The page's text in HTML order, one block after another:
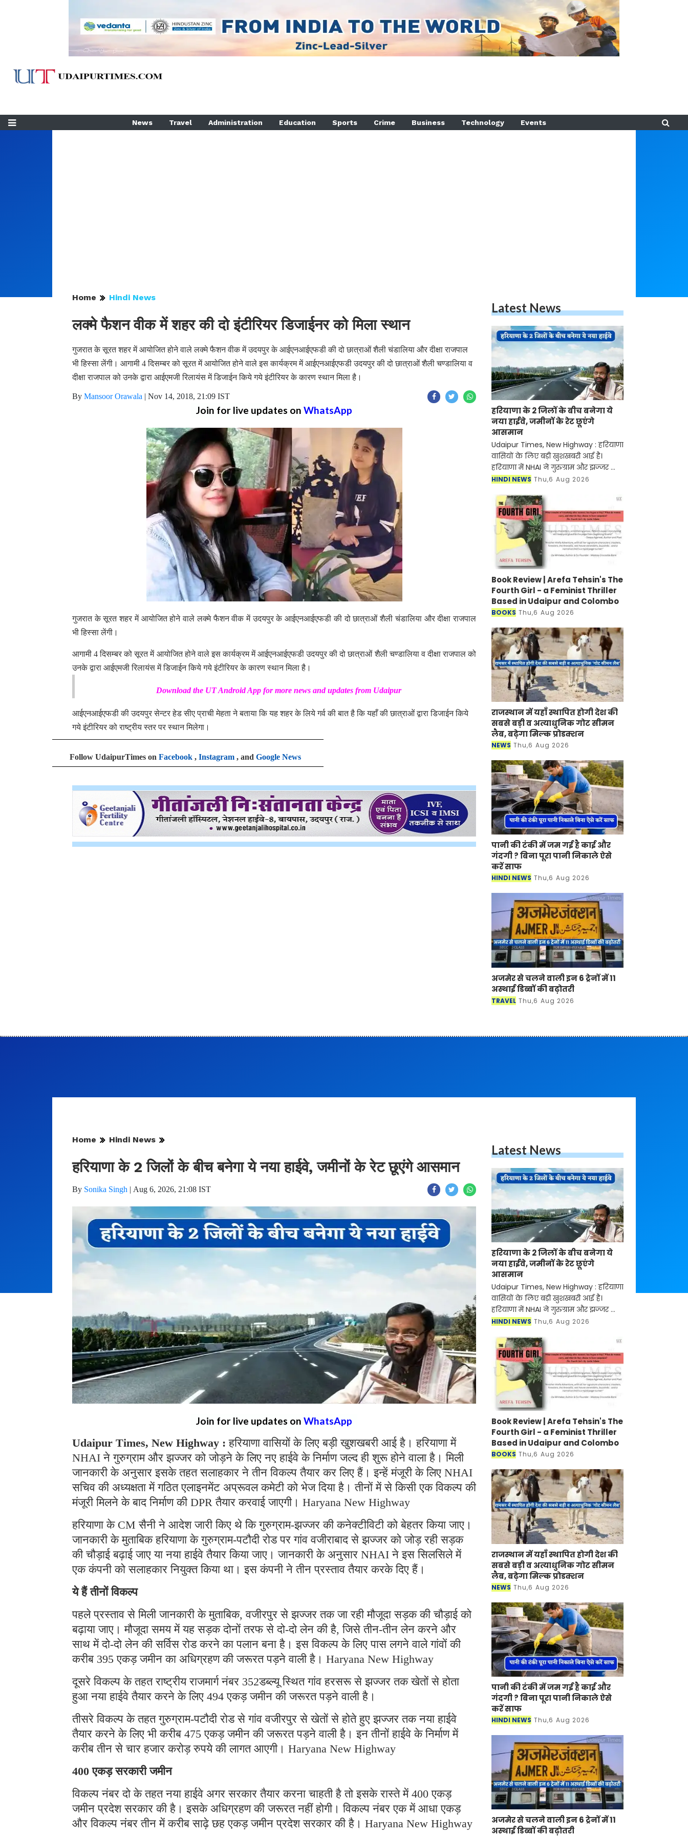
News Travel Administration Education Sports Crime Business Technology Events
Home Hindi News
लक्मे फैशन वीक में शहर की दो इंटीरियर डिजाईनर को मिला स्थान
गुजरात के सूरत शहर में आयोजित होने वाले लक्मे फैशन वीक में उदयपुर के आईएनआईएफडी की दो छात्राओं शैली चंडालिया और दीक्षा राजपाल
भी हिस्सा लेंगी। आगामी 4 दिसम्बर को सूरत में आयोजित होने वाले इस कार्यक्रम में आईएनआईएफडी उदयपुर की दो छात्राओं शैली चण्डालिया व
दीक्षा राजपाल को उनके द्वारा आईएमजी रिलायंस में डिजाईन किये गये इंटीरियर के कारण स्थान मिला है।
By Mansoor Orawala | Nov 14, 2018, 21:09 IST
Join for live updates on WhatsApp
गुजरात के सूरत शहर में आयोजित होने वाले लक्मे फैशन वीक में उदयपुर के आईएनआईएफडी की दो छात्राओं शैली चंडालिया और दीक्षा राजपाल
भी हिस्सा लेंगी।
आगामी 4 दिसम्बर को सूरत में आयोजित होने वाले इस कार्यक्रम में आईएनआईएफडी उदयपुर की दो छात्राओं शैली चण्डालिया व दीक्षा राजपाल को
उनके द्वारा आईएमजी रिलायंस में डिजाईन किये गये इंटीरियर के कारण स्थान मिला है।
Download the UT Android Appfor more news and updates from Udaipur
आईएनआईएफडी की उदयपुर सेन्टर हेड सीए प्राची मेहता ने बताया कि यह शहर के लिये गर्व की बात है कि यहाँ की छात्राओं द्वारा डिजाईन किये
गये इंटीरियर को राष्ट्रीय स्तर पर स्थान मिलेगा।
Follow UdaipurTimes on Facebook , Instagram , and Google News
Latest News
हरियाणा के 2 जिलों के बीच बनेगा ये
नया हाईवे, जमीनों के रेट छूएंगे
आसमान
Udaipur Times, New Highway : हरियाणा
वासियों के लिए बड़ी खुशखबरी आई है।
हरियाणा में NHAI ने गुरुग्राम और झज्जर को
जोड़ने के लिए नए हाईवे के निर्माण जल्द ही
इस
HINDI NEWS Thu,6 Aug 2026
Book Review | Arefa Tehsin's The
Fourth Girl - a Feminist Thriller
Based in Udaipur and Colombo
BOOKS Thu,6 Aug 2026
राजस्थान में यहाँ स्थापित होगी देश की
सबसे बड़ी व अत्याधुनिक गोट सीमन
लैब, बढ़ेगा मिल्क प्रोडक्शन
NEWS Thu,6 Aug 2026
पानी की टंकी में जम गई है काई और
गंदगी ? बिना पूरा पानी निकाले ऐसे
करें साफ
HINDI NEWS Thu,6 Aug 2026
अजमेर से चलने वाली इन 6 ट्रेनों में 11
अस्थाई डिब्बों की बढ़ोतरी
TRAVEL Thu,6 Aug 2026
Home Hindi News
हरियाणा के 2 जिलों के बीच बनेगा ये नया हाईवे, जमीनों के रेट छूएंगे आसमान
By Sonika Singh | Aug 6, 2026, 21:08 IST
Join for live updates on WhatsApp
Udaipur Times, New Highway :हरियाणा वासियों के लिए बड़ी खुशखबरी आई है। हरियाणा में
NHAI ने गुरुग्राम और झज्जर को जोड़ने के लिए नए हाईवे के निर्माण जल्द ही शुरू होने वाला है। मिली
जानकारी के अनुसार इसके तहत सलाहकार ने तीन विकल्प तैयार कर लिए हैं। इन्हें मंजूरी के लिए NHAI
सचिव की अध्यक्षता में गठित एलाइनमेंट अप्रूवल कमेटी को भेज दिया है। तीनों में से किसी एक विकल्प की
मंजूरी मिलने के बाद निर्माण की DPR तैयार करवाई जाएगी। Haryana New Highway
हरियाणा के CM सैनी ने आदेश जारी किए थे कि गुरुग्राम-झज्जर की कनेक्टीविटी को बेहतर किया जाए।
जानकारी के मुताबिक हरियाणा के गुरुग्राम-पटौदी रोड पर गांव वजीराबाद से झज्जर को जोड़ रही सड़क
की चौड़ाई बढ़ाई जाए या नया हाईवे तैयार किया जाए। जानकारी के अनुसार NHAI ने इस सिलसिले में
एक कंपनी को सलाहकार नियुक्त किया था। इस कंपनी ने तीन प्रस्ताव तैयार करके दिए हैं।
ये हैं तीनों विकल्प
पहले प्रस्ताव से मिली जानकारी के मुताबिक, वजीरपुर से झज्जर तक जा रही मौजूदा सड़क की चौड़ाई को
बढ़ाया जाए। मौजूदा समय में यह सड़क दोनों तरफ से दो-दो लेन की है, जिसे तीन-तीन लेन करने और
साथ में दो-दो लेन की सर्विस रोड करने का पलान बना है। इस विकल्प के लिए पास लगने वाले गांवों की
करीब 395 एकड़ जमीन का अधिग्रहण की जरूरत पड़ने वाली है। Haryana New Highway
दूसरे विकल्प के तहत राष्ट्रीय राजमार्ग नंबर 352डब्ल्यू स्थित गांव हरसरू से झज्जर तक खेतों से होता
हुआ नया हाईवे तैयार करने के लिए 494 एकड़ जमीन की जरूरत पड़ने वाली है।
तीसरे विकल्प के तहत गुरुग्राम-पटौदी रोड से गांव वजीरपुर से खेतों से होते हुए झज्जर तक नया हाईवे
तैयार करने के लिए भी करीब 475 एकड़ जमीन की जरूरत पड़ने वाली है। इन तीनों हाईवे के निर्माण में
करीब तीन से चार हजार करोड़ रुपये की लागत आएगी। Haryana New Highway
400 एकड़ सरकारी जमीन
विकल्प नंबर दो के तहत नया हाईवे अगर सरकार तैयार करना चाहती है तो इसके रास्ते में 400 एकड़
जमीन प्रदेश सरकार की है। इसके अधिग्रहण की जरूरत नहीं होगी। विकल्प नंबर एक में आधा एकड़
और विकल्प नंबर तीन में करीब साढ़े छह एकड़ जमीन प्रदेश सरकार की है। Haryana New Highway
Latest News
हरियाणा के 2 जिलों के बीच बनेगा ये
नया हाईवे, जमीनों के रेट छूएंगे
आसमान
Udaipur Times, New Highway : हरियाणा
वासियों के लिए बड़ी खुशखबरी आई है।
हरियाणा में NHAI ने गुरुग्राम और झज्जर को
जोड़ने के लिए नए हाईवे के निर्माण जल्द ही
इस
HINDI NEWS Thu,6 Aug 2026
Book Review | Arefa Tehsin's The
Fourth Girl - a Feminist Thriller
Based in Udaipur and Colombo
BOOKS Thu,6 Aug 2026
राजस्थान में यहाँ स्थापित होगी देश की
सबसे बड़ी व अत्याधुनिक गोट सीमन
लैब, बढ़ेगा मिल्क प्रोडक्शन
NEWS Thu,6 Aug 2026
पानी की टंकी में जम गई है काई और
गंदगी ? बिना पूरा पानी निकाले ऐसे
करें साफ
HINDI NEWS Thu,6 Aug 2026
अजमेर से चलने वाली इन 6 ट्रेनों में 11
अस्थाई डिब्बों की बढ़ोतरी